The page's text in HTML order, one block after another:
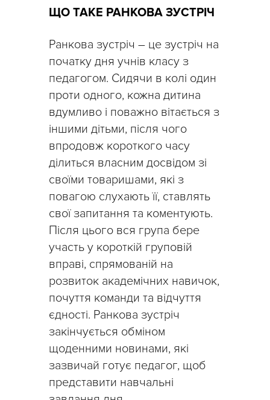
ЩО ТАКЕ РАНКОВА ЗУСТРІЧ
Ранкова зустріч – це зустріч на
початку дня учнів класу з
педагогом. Сидячи в колі один
проти одного, кожна дитина
вдумливо і поважно вітається з
іншими дітьми, після чого
впродовж короткого часу
ділиться власним досвідом зі
своїми товаришами, які з
повагою слухають її, ставлять
свої запитання та коментують.
Після цього вся група бере
участь у короткій груповій
вправі, спрямованій на
розвиток академічних навичок,
почуття команди та відчуття
єдності. Ранкова зустріч
закінчується обміном
щоденними новинами, які
зазвичай готує педагог, щоб
представити навчальні